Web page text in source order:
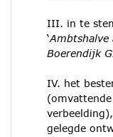
III. in te
‘Ambtshalve
Boerendijk
IV. het
gelegde